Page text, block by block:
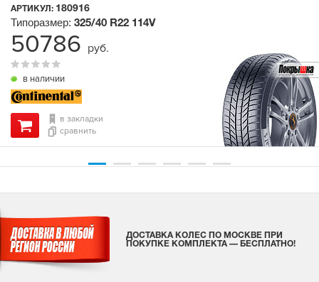
АРТИКУЛ: 180916
в наличии
Типоразмер: 325/40 R22 114V
в закладки
сравнить
50786 руб.
ДОСТАВКА КОЛЕС ПО МОСКВЕ ПРИ
ПОКУПКЕ КОМПЛЕКТА — БЕСПЛАТНО!